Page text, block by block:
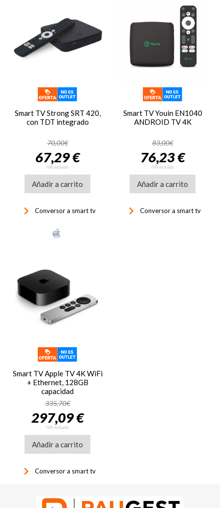
Smart TV Strong SRT 420,
con TDT integrado
70,00€
67,29 €
IVA incluido
Añadir a carrito
keyboard_arrow_right Conversor a smart tv
Smart TV Youin EN1040
ANDROID TV 4K
83,00€
76,23 €
IVA incluido
Añadir a carrito
keyboard_arrow_right Conversor a smart tv
Smart TV Apple TV 4K WiFi
+ Ethernet, 128GB
capacidad
335,70€
297,09 €
IVA incluido
Añadir a carrito
keyboard_arrow_right Conversor a smart tv